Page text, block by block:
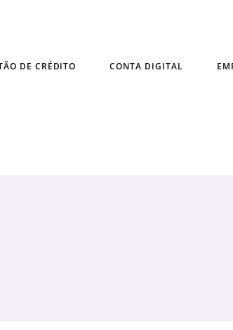
DE CRÉDITO CONTA DIGITAL